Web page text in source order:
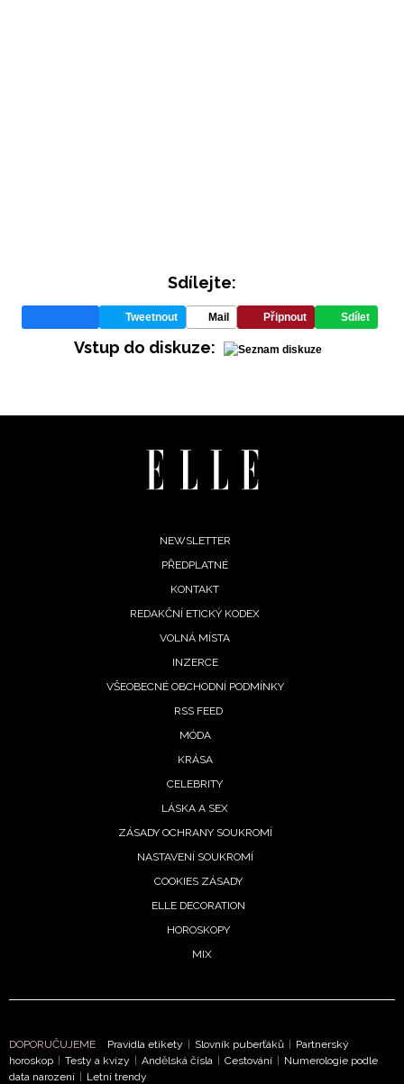
NEWSLETTER
Sdílejte:
Tweetnout Mail Připnout Sdílet
Vstup do diskuze:
NEWSLETTER
PŘEDPLATNÉ
KONTAKT
REDAKČNÍ ETICKÝ KODEX
VOLNÁ MÍSTA
INZERCE
VŠEOBECNÉ OBCHODNÍ PODMÍNKY
RSS FEED
MÓDA
KRÁSA
CELEBRITY
LÁSKA A SEX
ZÁSADY OCHRANY SOUKROMÍ
NASTAVENÍ SOUKROMÍ
COOKIES ZÁSADY
ELLE DECORATION
HOROSKOPY
MIX
DOPORUČUJEME Pravidla etikety | Slovník puberťáků | Partnerský
horoskop | Testy a kvízy | Andělská čísla | Cestování | Numerologie podle
data narození | Letní trendy